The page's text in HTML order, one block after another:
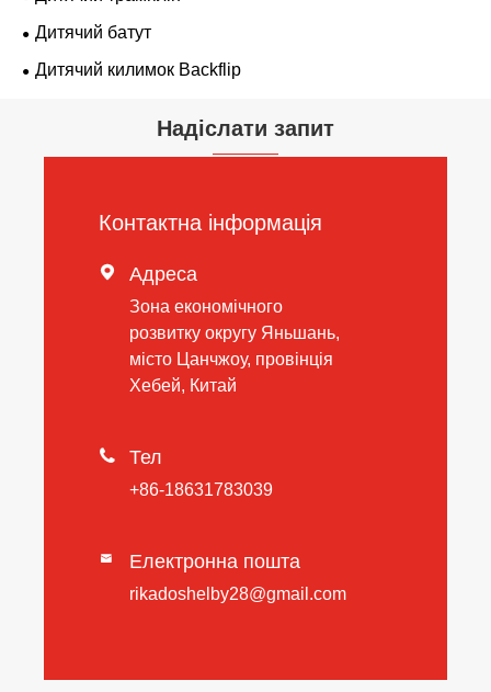
Дитячий батут
Дитячий килимок Backflip
Надіслати запит
Контактна інформація
 Адреса
Зона економічного
розвитку округу Яньшань,
місто Цанчжоу, провінція
Хебей, Китай
 Тел
+86-18631783039
 Електронна пошта
rikadoshelby28@gmail.com